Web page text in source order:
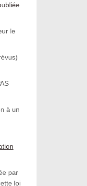
le
à un
par
loi